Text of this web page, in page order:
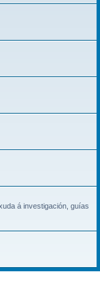
á investigación, guías